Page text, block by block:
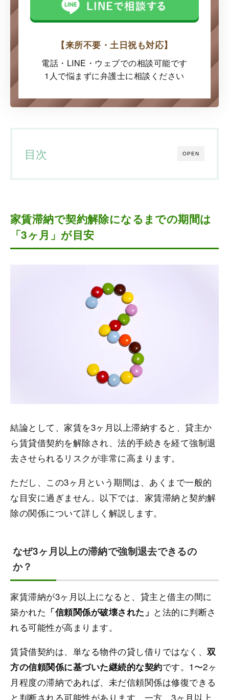
【来所不要・土日祝も対応】
電話・LINE・ウェブでの相談可能です
1人で悩まずに弁護士に相談ください
OPEN
目次
家賃滞納で契約解除になるまでの期間は
「3ヶ月」が目安
結論として、家賃を3ヶ月以上滞納すると、貸主か
ら賃貸借契約を解除され、法的手続きを経て強制退
去させられるリスクが非常に高まります。
ただし、この3ヶ月という期間は、あくまで一般的
な目安に過ぎません。以下では、家賃滞納と契約解
除の関係について詳しく解説します。
なぜ3ヶ月以上の滞納で強制退去できるの
か？
家賃滞納が3ヶ月以上になると、貸主と借主の間に
築かれた 「信頼関係が破壊された」 と法的に判断さ
れる可能性が高まります。
賃貸借契約は、単なる物件の貸し借りではなく、双
方の信頼関係に基づいた継続的な契約です。1〜2ヶ
月程度の滞納であれば、未だ信頼関係は修復できる
と判断される可能性があります。一方、3ヶ月以上